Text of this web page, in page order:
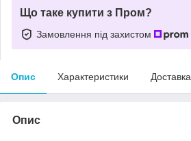
Що таке купити з Пром?
Замовлення під захистом
Опис Характеристики Доставка
Опис